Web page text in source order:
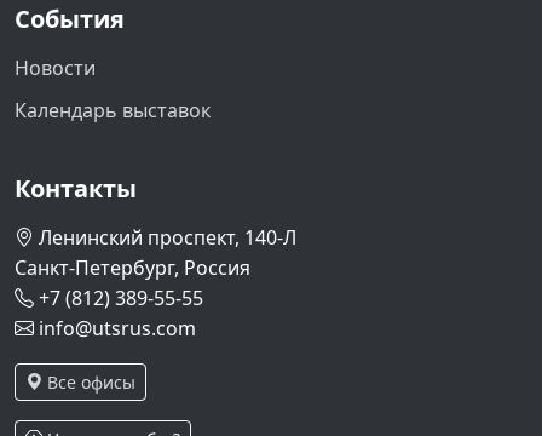
События
Новости
Календарь выставок
Контакты
Ленинский проспект, 140-Л
Санкт-Петербург, Россия
+7 (812) 389-55-55
info@utsrus.com
Все офисы